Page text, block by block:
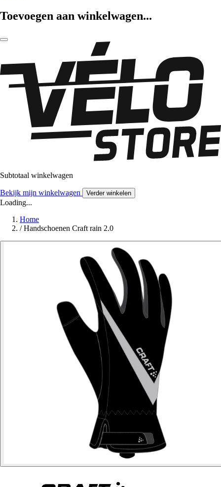
Toevoegen aan winkelwagen...
Subtotaal winkelwagen
Bekijk mijn winkelwagen Verder winkelen
Loading...
Home
/ Handschoenen Craft rain 2.0